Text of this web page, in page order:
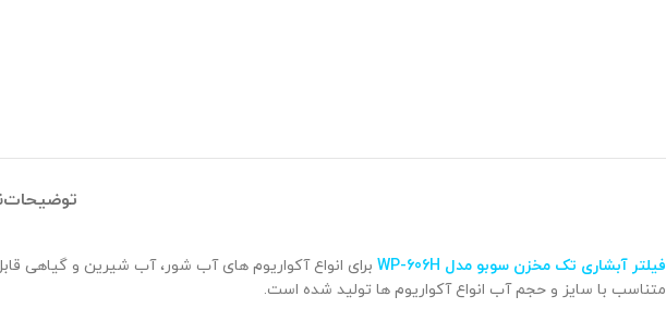
توضیحات
فیلتر آبشاری تک مخزن سوبو مدل WP-606H
برای انواع آکواریوم های آب شور، آب شیرین و گیاهی
متناسب با سایز و حجم آب انواع آکواریوم ها تولید شده است.